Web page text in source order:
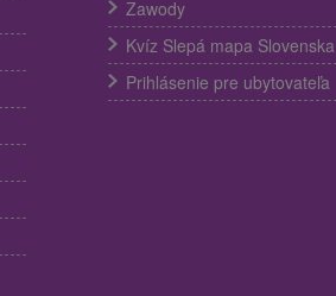
Zawody
Kvíz Slepá mapa Slovenska
Prihlásenie pre ubytovateľa